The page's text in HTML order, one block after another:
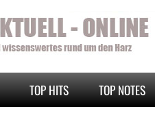
TOP HITS TOP NOTES